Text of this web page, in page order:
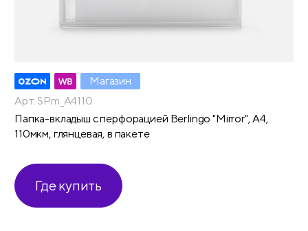
Магазин
Арт. SPm_A4110
Папка-вкладыш с перфорацией Berlingo "Mirror", А4,
110мкм, глянцевая, в пакете
Где купить